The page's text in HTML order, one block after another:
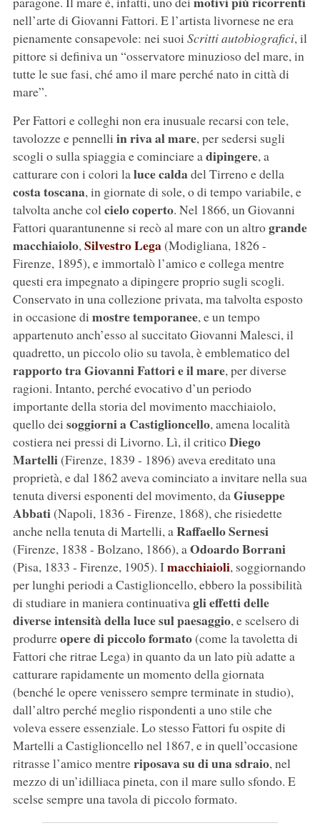
nell’arte di Giovanni Fattori. E l’artista livornese ne era
pienamente consapevole: nei suoi Scritti autobiografici, il
pittore si definiva un “osservatore minuzioso del mare, in
tutte le sue fasi, ché amo il mare perché nato in città di
mare”.
Per Fattori e colleghi non era inusuale recarsi con tele,
tavolozze e pennelli in riva al mare, per sedersi sugli
scogli o sulla spiaggia e cominciare adipingere, a
catturare con i colori laluce caldadel Tirreno e della
costa toscana, in giornate di sole, o di tempo variabile, e
talvolta anche colcielo coperto. Nel 1866, un Giovanni
Fattori quarantunenne si recò al mare con un altrogrande
macchiaiolo,Silvestro Lega(Modigliana, 1826 -
Firenze, 1895), e immortalò l’amico e collega mentre
questi era impegnato a dipingere proprio sugli scogli.
Conservato in una collezione privata, ma talvolta esposto
in occasione di mostre temporanee, e un tempo
appartenuto anch’esso al succitato Giovanni Malesci, il
quadretto, un piccolo olio su tavola, è emblematico del
rapporto tra Giovanni Fattori e il mare, per diverse
ragioni. Intanto, perché evocativo d’un periodo
importante della storia del movimento macchiaiolo,
quello dei soggiorni a Castiglioncello, amena località
costiera nei pressi di Livorno. Lì, il criticoDiego
Martelli(Firenze, 1839 - 1896) aveva ereditato una
proprietà, e dal 1862 aveva cominciato a invitare nella sua
tenuta diversi esponenti del movimento, daGiuseppe
Abbati(Napoli, 1836 - Firenze, 1868), che risiedette
anche nella tenuta di Martelli, aRaffaello Sernesi
(Firenze, 1838 - Bolzano, 1866), aOdoardo Borrani
(Pisa, 1833 - Firenze, 1905). Imacchiaioli, soggiornando
per lunghi periodi a Castiglioncello, ebbero la possibilità
di studiare in maniera continuativagli effetti delle
diverse intensità della luce sul paesaggio, e scelsero di
produrreopere di piccolo formato(come la tavoletta di
Fattori che ritrae Lega) in quanto da un lato più adatte a
catturare rapidamente un momento della giornata
(benché le opere venissero sempre terminate in studio),
dall’altro perché meglio rispondenti a uno stile che
voleva essere essenziale. Lo stesso Fattori fu ospite di
Martelli a Castiglioncello nel 1867, e in quell’occasione
ritrasse l’amico mentreriposava su di una sdraio, nel
mezzo di un’idilliaca pineta, con il mare sullo sfondo. E
scelse sempre una tavola di piccolo formato.